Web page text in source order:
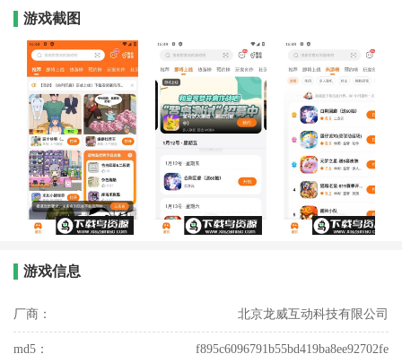
游戏截图
游戏信息
厂商： 北京龙威互动科技有限公司
md5： f895c6096791b55bd419ba8ee92702fe